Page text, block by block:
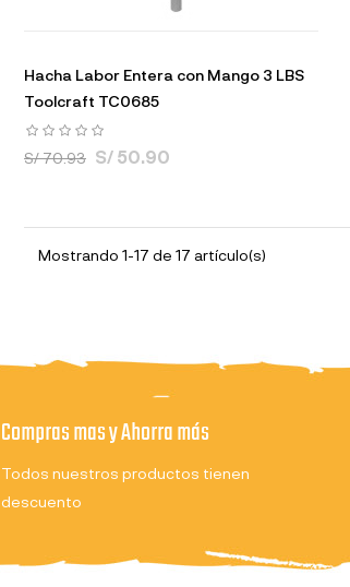
Hacha Labor Entera con Mango 3 LBS
Toolcraft TC0685
S/ 70.93 S/ 50.90
Mostrando 1-17 de 17 artículo(s)
Compras mas y Ahorra más
Todos nuestros productos tienen
descuento